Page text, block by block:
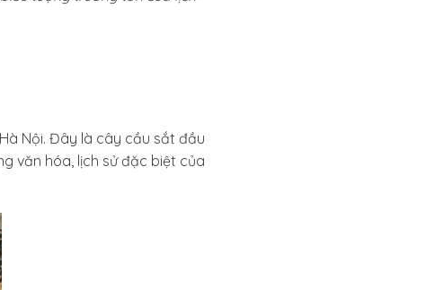
Nội. Đây là cây cầu sắt đầu
văn hóa, lịch sử đặc biệt của